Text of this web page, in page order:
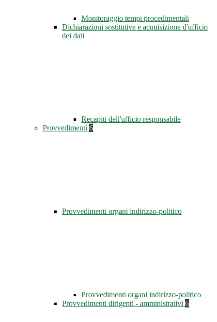
Monitoraggio tempi procedimentali
Dichiarazioni sostitutive e acquisizione d'ufficio
dei dati
Recapiti dell'ufficio responsabile
Provvedimenti 6
Provvedimenti organi indirizzo-politico
Provvedimenti organi indirizzo-politico
Provvedimenti dirigenti - amministrativi 6